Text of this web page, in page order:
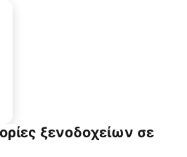
ξενοδοχείων σε